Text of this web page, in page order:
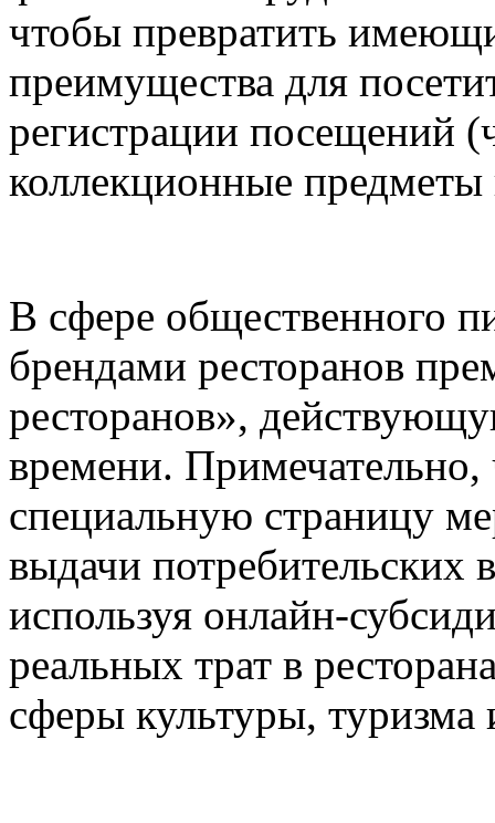
чтобы превратить
преимущества для
регистрации посещений
коллекционные
В сфере общественного
брендами ресторанов
ресторанов»,
времени. Примечательно,
специальную страницу
выдачи потребительских
используя онлайн-
реальных трат в
сферы культуры, туризма